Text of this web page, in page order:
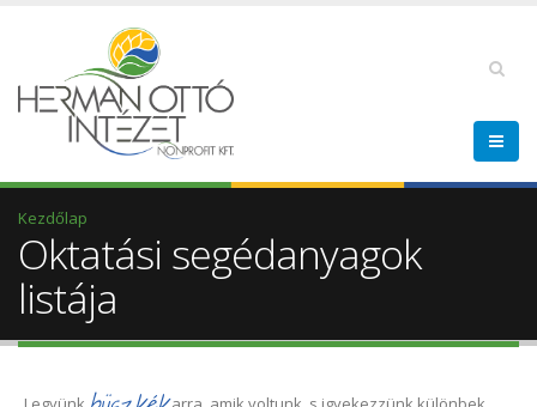
Kezdőlap
Oktatási segédanyagok
listája